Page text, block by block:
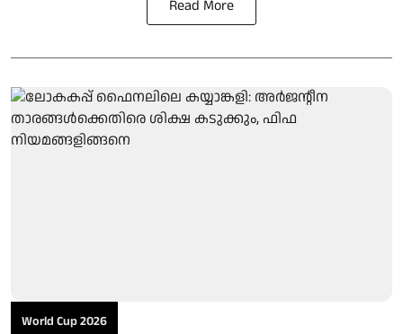
Read More
World Cup 2026